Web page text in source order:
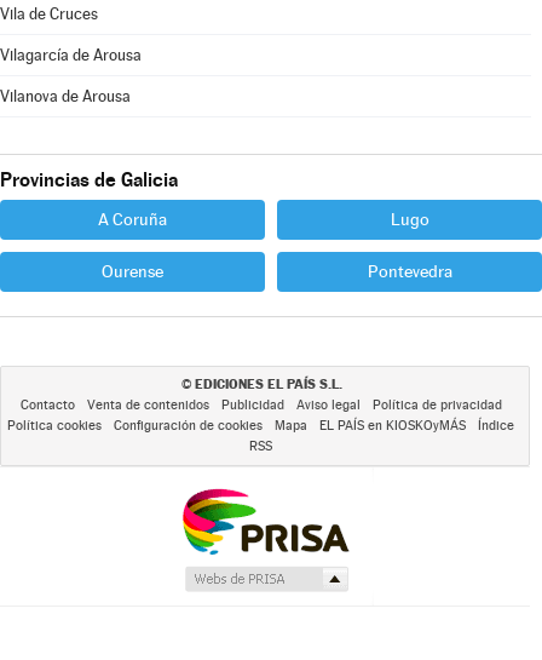
Vila de Cruces
Vilagarcía de Arousa
Vilanova de Arousa
Provincias de Galicia
A Coruña Lugo
Ourense Pontevedra
© EDICIONES EL PAÍS S.L.
Contacto Venta de contenidos Publicidad Aviso legal
Política de privacidad
Política cookies
Configuración de cookies Mapa EL PAÍS en KIOSKOyMÁS
Índice
RSS